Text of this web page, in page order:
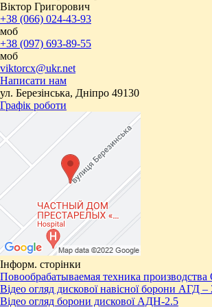
Віктор Григорович
+38 (066) 024-43-93
моб
+38 (097) 693-89-55
моб
viktorcx@ukr.net
Написати нам
ул. Березінська, Дніпро 49130
Графік роботи
Інформ. сторінки
Повообрабатываемая техника
Відео огляд дискової навісної борони АГД
Відео огляд борони дискової АДН-2.5